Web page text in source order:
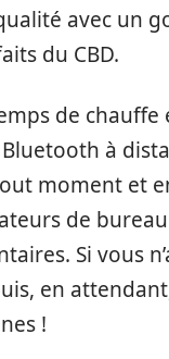
avec un
du CBD.
de
à
moment et
de
Si vous
en
!